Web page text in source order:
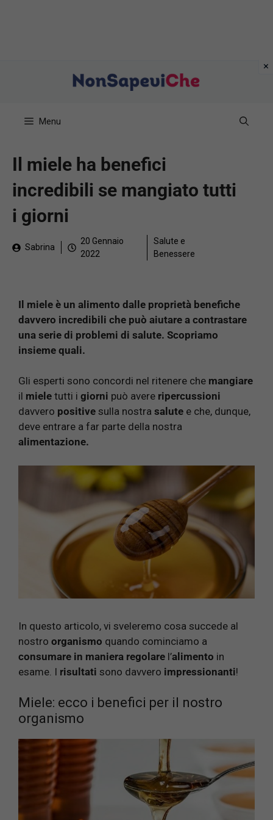
Menu
Il miele ha benefici
incredibili se mangiato tutti
i giorni
Sabrina
20 Gennaio
2022
Salute e
Benessere
Il miele è un alimento dalle proprietà benefiche
davvero incredibili che può aiutare a contrastare
una serie di problemi di salute. Scopriamo
insieme quali.
Gli esperti sono concordi nel ritenere che mangiare
il miele tutti i giorni può avere ripercussioni
davvero positive sulla nostra salute e che, dunque,
deve entrare a far parte della nostra
alimentazione.
In questo articolo, vi sveleremo cosa succede al
nostro organismo quando cominciamo a
consumare in maniera regolare l’alimento in
esame. I risultati sono davvero impressionanti!
Miele: ecco i benefici per il nostro
organismo